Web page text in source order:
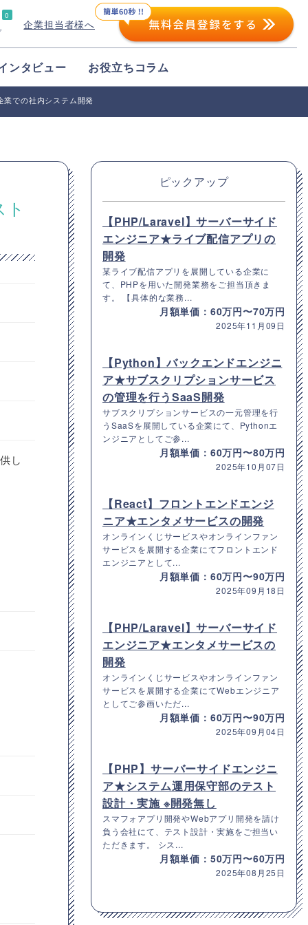
0
企業担当者様へ
ンタビュー お役立ちコラム
での社内システム開発
し
ピックアップ
【PHP/Laravel】サーバーサイド
エンジニア★ライブ配信アプリの
開発
某ライブ配信アプリを展開している企業に
て、PHPを用いた開発業務をご担当頂きま
す。 【具体的な業務...
月額単価：60万円〜70万円
2025年11月09日
【Python】バックエンドエンジニ
ア★サブスクリプションサービス
の管理を行うSaaS開発
サブスクリプションサービスの一元管理を行
うSaaSを展開している企業にて、Pythonエ
ンジニアとしてご参...
月額単価：60万円〜80万円
2025年10月07日
【React】フロントエンドエンジ
ニア★エンタメサービスの開発
オンラインくじサービスやオンラインファン
サービスを展開する企業にてフロントエンド
エンジニアとして...
月額単価：60万円〜90万円
2025年09月18日
【PHP/Laravel】サーバーサイド
エンジニア★エンタメサービスの
開発
オンラインくじサービスやオンラインファン
サービスを展開する企業にてWebエンジニア
としてご参画いただ...
月額単価：60万円〜90万円
2025年09月04日
【PHP】サーバーサイドエンジニ
ア★システム運用保守部のテスト
設計・実施 ※開発無し
スマフォアプリ開発やWebアプリ開発を請け
負う会社にて、テスト設計・実施をご担当い
ただきます。 シス...
月額単価：50万円〜60万円
2025年08月25日